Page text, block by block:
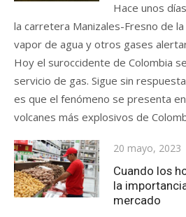
Hace unos
la carretera Manizales-Fresno de
vapor de agua y otros gases
Hoy el suroccidente de Colombia
servicio de gas. Sigue sin
es que el fenómeno se presenta
volcanes más explosivos de
Publicada
el
20 mayo, 2023
Cuando los
la
mercado